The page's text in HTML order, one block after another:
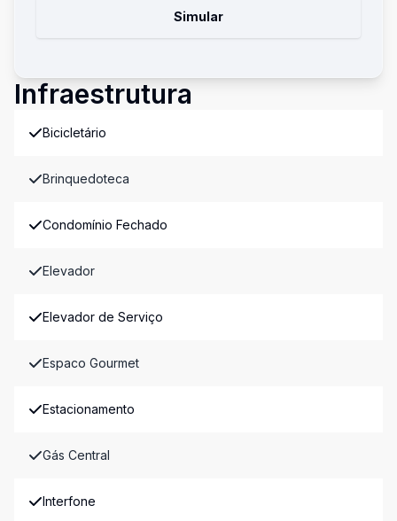
Simular
Infraestrutura
Bicicletário
Brinquedoteca
Condomínio Fechado
Elevador
Elevador de Serviço
Espaco Gourmet
Estacionamento
Gás Central
Interfone